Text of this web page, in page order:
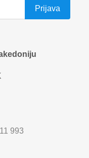
993